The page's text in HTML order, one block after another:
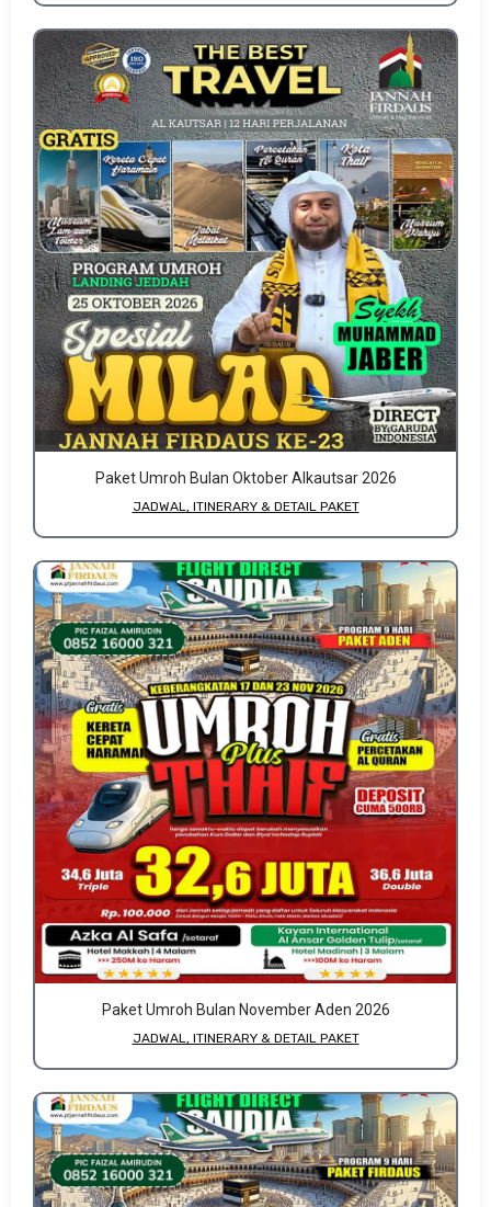
Paket Umroh Bulan Oktober Alkautsar 2026
JADWAL, ITINERARY & DETAIL PAKET
Paket Umroh Bulan November Aden 2026
JADWAL, ITINERARY & DETAIL PAKET